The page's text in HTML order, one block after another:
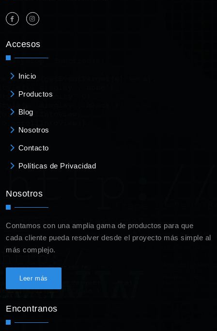
Accesos
Inicio
Productos
Blog
Nosotros
Contacto
Políticas de Privacidad
Nosotros
Contamos con una amplia gama de productos para que
cada cliente pueda resolver desde el proyecto más simple al
más complejo.
Leer más
Encontranos